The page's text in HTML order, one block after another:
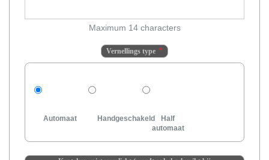
Maximum 14 characters
Vernellings type
Automaat Handgeschakeld
Half
automaat